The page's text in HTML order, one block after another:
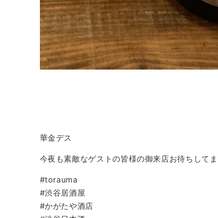
華金デス
今夜も素敵なゲストの皆様の御来店お待ちして
#torauma
#渋谷居酒屋
#かがたや酒店